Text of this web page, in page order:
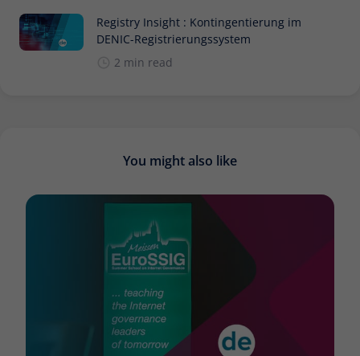
Registry Insight : Kontingentierung im
DENIC-Registrierungssystem
2 min read
You might also like